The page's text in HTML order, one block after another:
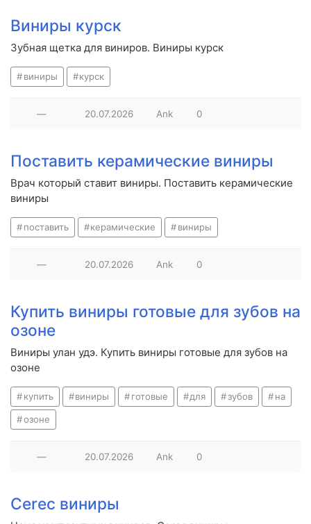
Виниры курск
Зубная щетка для виниров. Виниры курск
виниры курск
— 20.07.2026 Ank 0
Поставить керамические виниры
Врач который ставит виниры. Поставить керамические
виниры
поставить керамические виниры
— 20.07.2026 Ank 0
Купить виниры готовые для зубов на
озоне
Виниры улан удэ. Купить виниры готовые для зубов на
озоне
купить виниры готовые для зубов на
озоне
— 20.07.2026 Ank 0
Cerec виниры